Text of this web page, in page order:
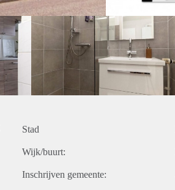
Stad
Wijk/buurt:
Inschrijven gemeente: